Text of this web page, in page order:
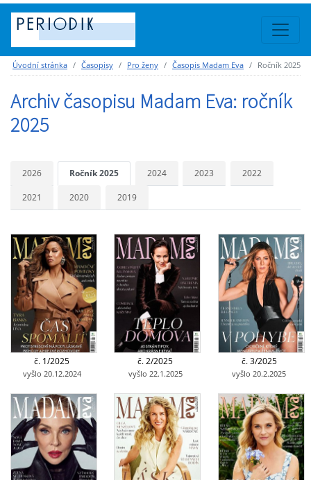
Úvodní stránka Časopisy Pro ženy Časopis Madam Eva Ročník 2025
Archiv časopisu Madam Eva: ročník
2025
2026 Ročník 2025 2024 2023 2022
2021 2020 2019
č. 1/2025
vyšlo 20.12.2024
č. 2/2025
vyšlo 22.1.2025
č. 3/2025
vyšlo 20.2.2025